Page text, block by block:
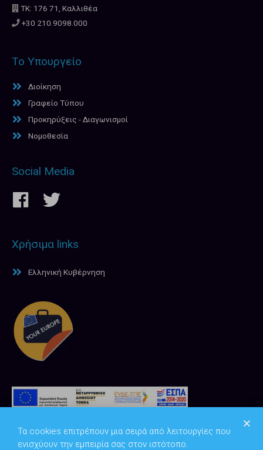
ΤΚ: 176 71, Καλλιθέα
+30 210.9098.000
Το Υπουργείο
Διοίκηση
Γραφείο Τύπου
Προκηρύξεις - Διαγωνισμοί
Νομοθεσία
Social Media
Χρήσιμα links
Ελληνική Κυβέρνηση
Τα cookies επιτρέπουν μια σειρά από λειτουργίες που
ενισχύουν την εμπειρία σας στον ιστότοπο.